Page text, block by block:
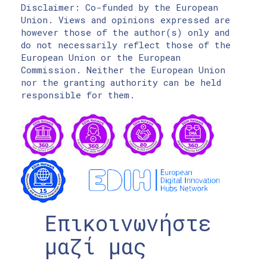
Disclaimer: Co-funded by the European
Union. Views and opinions expressed are
however those of the author(s) only and
do not necessarily reflect those of the
European Union or the European
Commission. Neither the European Union
nor the granting authority can be held
responsible for them.
Επικοινωνήστε
μαζί μας